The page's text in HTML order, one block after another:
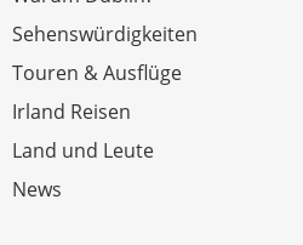
Sehenswürdigkeiten
Touren & Ausflüge
Irland Reisen
Land und Leute
News